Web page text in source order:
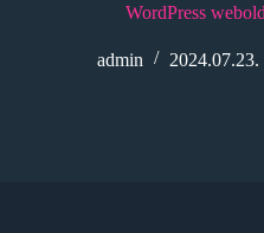
WordPress
admin 2024.07.23.